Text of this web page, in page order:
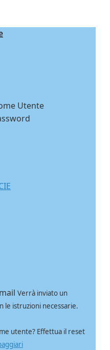
Utente
Verrà inviato un
le istruzioni necessarie.
utente? Effettua il reset